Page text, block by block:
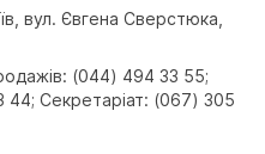
вул. Євгена Сверстюка,
(044) 494 33 55;
44; Секретаріат: (067) 305